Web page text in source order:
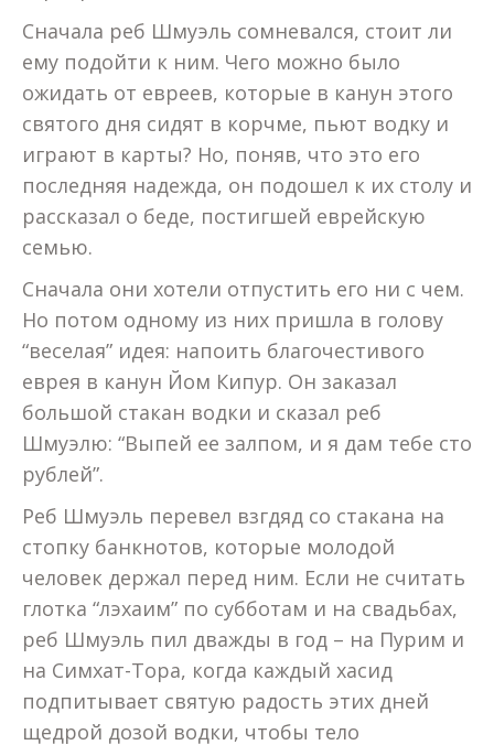
Сначала реб Шмуэль сомневался, стоит ли
ему подойти к ним. Чего можно было
ожидать от евреев, которые в канун этого
святого дня сидят в корчме, пьют водку и
играют в карты? Но, поняв, что это его
последняя надежда, он подошел к их столу и
рассказал о беде, постигшей еврейскую
семью.
Сначала они хотели отпустить его ни с чем.
Но потом одному из них пришла в голову
“веселая” идея: напоить благочестивого
еврея в канун Йом Кипур. Он заказал
большой стакан водки и сказал реб
Шмуэлю: “Выпей ее залпом, и я дам тебе сто
рублей”.
Реб Шмуэль перевел взгдяд со стакана на
стопку банкнотов, которые молодой
человек держал перед ним. Если не считать
глотка “лэхаим” по субботам и на свадьбах,
реб Шмуэль пил дважды в год – на Пурим и
на Симхат-Тора, когда каждый хасид
подпитывает святую радость этих дней
щедрой дозой водки, чтобы тело